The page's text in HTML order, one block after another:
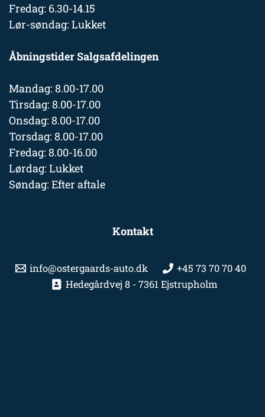
Fredag: 6.30-14.15
Lør-søndag: Lukket
Åbningstider Salgsafdelingen
Mandag: 8.00-17.00
Tirsdag: 8.00-17.00
Onsdag: 8.00-17.00
Torsdag: 8.00-17.00
Fredag: 8.00-16.00
Lørdag: Lukket
Søndag: Efter aftale
Kontakt
info@ostergaards-auto.dk
+45 73 70 70 40
Hedegårdvej 8 - 7361 Ejstrupholm